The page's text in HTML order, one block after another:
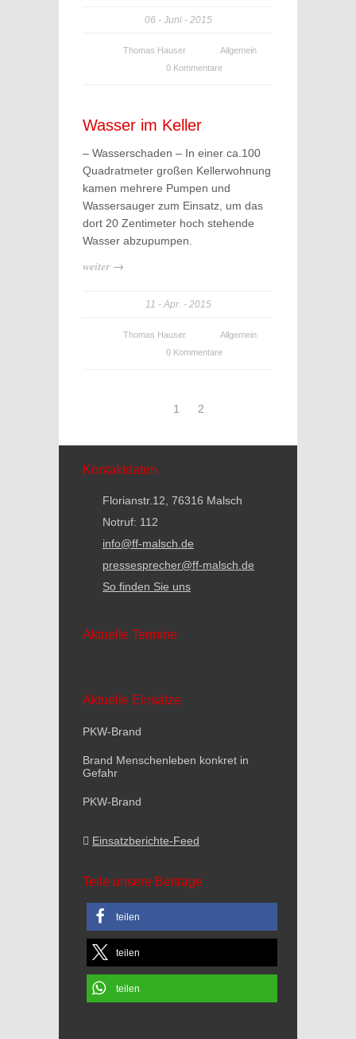
06 Juni 2015
Thomas Hauser
Allgemein
0 Kommentare
Wasser im Keller
– Wasserschaden – In einer ca.100
Quadratmeter großen Kellerwohnung
kamen mehrere Pumpen und
Wassersauger zum Einsatz, um das
dort 20 Zentimeter hoch stehende
Wasser abzupumpen.
weiter →
11 Apr. 2015
Thomas Hauser
Allgemein
0 Kommentare
1 2
Kontaktdaten
Florianstr.12, 76316 Malsch
Notruf: 112
info@ff-malsch.de
pressesprecher@ff-malsch.de
So finden Sie uns
Aktuelle Termine
Aktuelle Einsätze
PKW-Brand
Brand Menschenleben konkret in
Gefahr
PKW-Brand
Einsatzberichte-Feed
Teile unsere Beiträge
teilen
teilen
teilen